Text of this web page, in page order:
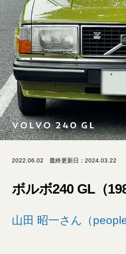
2022.06.02 最終更新日：2024.03.22
ボルボ240 GL（
山田 昭一さん（